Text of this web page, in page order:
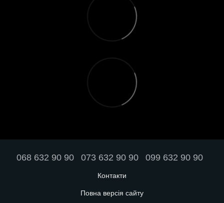
068 632 90 90 073 632 90 90 099 632 90 90
Контакти
Повна версія сайту